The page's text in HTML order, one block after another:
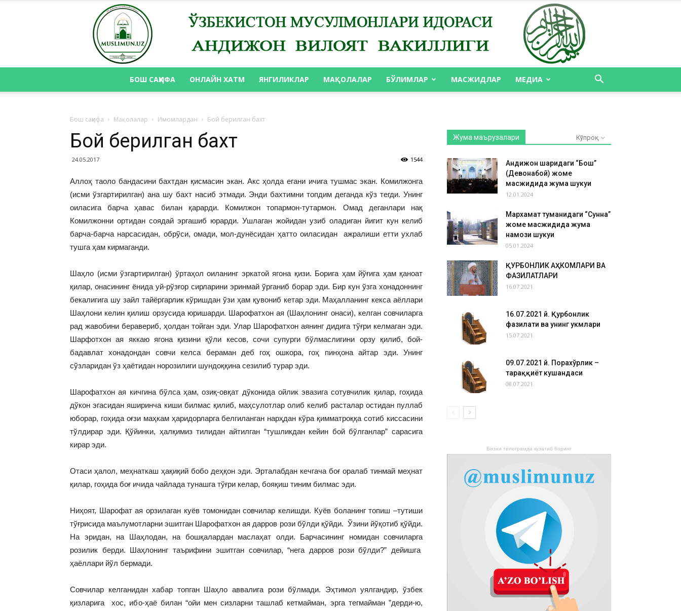
ВАКИЛЛИГИ
БОШ САҲИФА ОНЛАЙН ХАТМ ЯНГИЛИКЛАР МАҚОЛАЛАР БЎЛИМЛАР МАСЖИДЛАР МЕДИА
Бош саҳифа Мақолалар Имомлардан Бой берилган бахт
Бой берилган бахт
24.05.2017 1544
Аллоҳ таоло бандасини бахтдан қисмасин экан. Акс ҳолда егани ичига тушмас экан. Комилжонга
(исми ўзгартирилган) ана шу бахт насиб этмади. Энди бахтимни топдим деганда кўз тегди. Унинг
оиласига барча ҳавас билан қарарди. Комилжон топармон-тутармон. Омад деганлари нақ
Комилжонни ортидан соядай эргашиб юрарди. Ушлаган жойидан узиб оладиган йигит кун келиб
барча-барча нарсасидан, обрўси, омади, мол-дунёсидан ҳатто оиласидан ажралиши етти ухлаб
тушга ҳам кирмаганди.
Шаҳло (исми ўзгартирилган) ўртаҳол оиланинг эркатой ягона қизи. Борига ҳам йўғига ҳам қаноат
қилар, онасининг ёнида уй-рўзғор сирларини эринмай ўрганиб борар эди. Бир кун ўзга хонадоннинг
бекалигига шу зайл тайёргарлик кўришдан ўзи ҳам қувониб кетар эди. Маҳалланинг кекса аёллари
Шаҳлони келин қилиш орзусида юришарди. Шарофатхон ая (Шаҳлонинг онаси), келган совчиларга
рад жавобини беравериб, ҳолдан тойган эди. Улар Шарофатхон аянинг дидига тўғри келмаган эди.
Шарфотхон ая яккаю ягона қизини қўли кесов, сочи супурги бўлмаслигини орзу қилиб, бой-
бадавлат хонадондан совчи келса бераман деб гоҳ ошкора, гоҳ пинҳона айтар эди. Унинг
сўзларидан ўз ҳаётидан норозилиги шундоққина сезилиб турар эди.
Шарофатхон ая кичгина бўлса ҳам, озиқ-овқат дўконида ойлик эвазига сотувчилик қилар, гоҳида
дўкон эгасидан яширинча киши билмас қилиб, маҳсулотлар олиб келиб расталар остидан пуллаб
юборар, гоҳида оғзи маҳкам ҳаридорларга белгиланган нарҳдан кўра қимматроққа сотиб киссасини
тўлдирар эди. Қўйинки, ҳалқимиз тилидан айтилган “тушликдан кейин бой бўлганлар” сарасига
кирар эди.
Отаси ҳалол, меҳнаткаш ҳақиқий бобо деҳқон эди. Эрталабдан кечгача боғ оралаб тинмай меҳнат
қилар, гоҳида боғ ичида чайлада тунашга тўғри келар, бояқиш тиним билмас эди.
Ниҳоят, Шарофат ая орзилаган куёв томонидан совчилар келишди. Куёв боланинг топиш –тутиши
тўғрисида маълумотларни эшитган Шарофатхон ая дарров рози бўлди қўйди. Ўзини йўқотиб қўйди.
На эридан, на Шаҳлодан, на бошқалардан маслаҳат олди. Барчасининг номидан совчиларга
розилик берди. Шаҳлонинг таърифини эшитган совчилар, “нега дарров рози бўлди?” дейишга
ҳаёллари йўл бермади.
Совчилар келганидан хабар топган Шаҳло аввалига рози бўлмади. Эҳтимол уялгандир, ўзбек
қизларига хос, ибо-ҳаё билан “ойи мен сизларни ташлаб кетмайман, эрга тегмайман ”дерди-ю,
Жума маърузалари Кўпроқ
Андижон шаҳридаги “Бош”
(Девонабой) жоме
масжидида жума шукуҳи
12.01.2024
Мархамат туманидаги “Сунна”
жоме масжидида жума
намози шукуҳи
05.01.2024
ҚУРБОНЛИК АҲКОМЛАРИ ВА
ФАЗИЛАТЛАРИ
16.07.2021
16.07.2021 й. Қурбонлик
фазилати ва унинг ҳукмлари
15.07.2021
09.07.2021 й. Порахўрлик –
тараққиёт кушандаси
08.07.2021
Бизни телеграмда кузатиб боринг